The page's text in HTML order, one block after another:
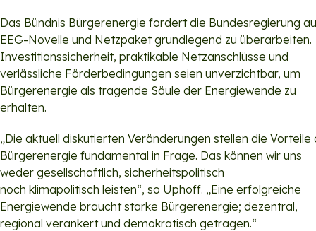
Das Bündnis Bürgerenergie fordert die Bundesregierung
EEG-Novelle und Netzpaket grundlegend zu überarbeiten.
Investitionssicherheit, praktikable Netzanschlüsse und
verlässliche Förderbedingungen seien unverzichtbar, um
Bürgerenergie als tragende Säule der Energiewende zu
erhalten.
„Die aktuell diskutierten Veränderungen stellen die Vorteile
Bürgerenergie fundamental in Frage. Das können wir uns
weder gesellschaftlich, sicherheitspolitisch
noch klimapolitisch leisten“, so Uphoff. „Eine erfolgreiche
Energiewende braucht starke Bürgerenergie; dezentral,
regional verankert und demokratisch getragen.“